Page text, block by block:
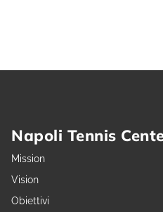
Napoli Tennis
Mission
Vision
Obiettivi